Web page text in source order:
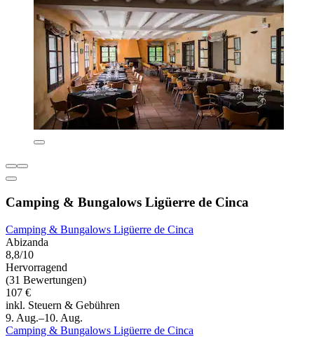
Camping & Bungalows Ligüerre de Cinca
Camping & Bungalows Ligüerre de Cinca
Abizanda
8,8/10
Hervorragend
(31 Bewertungen)
107 €
inkl. Steuern & Gebühren
9. Aug.–10. Aug.
Camping & Bungalows Ligüerre de Cinca